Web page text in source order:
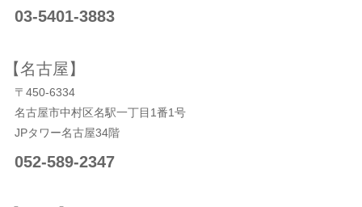
03-5401-3883
【名古屋】
〒450-6334
名古屋市中村区名駅一丁目1番1号
JPタワー名古屋34階
052-589-2347